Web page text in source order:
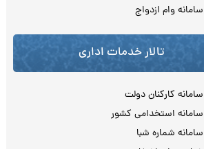
سامانه وام ازدواج
تالار خدمات اداری
سامانه کارکنان دولت
سامانه استخدامی کشور
سامانه شماره شبا